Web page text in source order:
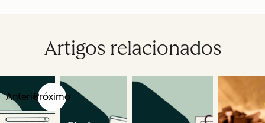
Artigos relacionados
AnteriorPróximo